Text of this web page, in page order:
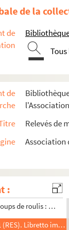
de la
de
de
Relevés de
Association
:
1913)
1889)
La Fauvette du
La Basoche :
Madame
Les P'tites Michu :
Véronique :
Monsieur
Passionnément :
de roulis :
(RES). Libretto